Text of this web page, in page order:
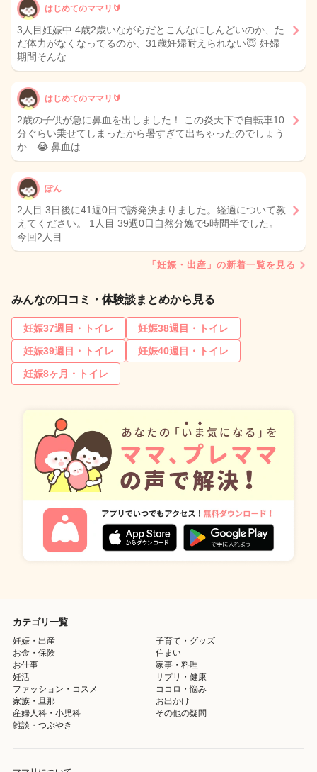
はじめてのママリ🔰
3人目妊娠中 4歳2歳いながらだとこんなにしんどいのか、た
だ体力がなくなってるのか、31歳妊婦耐えられない😇 妊婦
期間そんな…
はじめてのママリ🔰
2歳の子供が急に鼻血を出しました！ この炎天下で自転車10
分ぐらい乗せてしまったから暑すぎて出ちゃったのでしょう
か…😭 鼻血は…
ぽん
2人目 3日後に41週0日で誘発決まりました。経過について教
えてください。 1人目 39週0日自然分娩で5時間半でした。
今回2人目 …
「妊娠・出産」の新着一覧を見る
みんなの口コミ・体験談まとめから見る
妊娠37週目・トイレ
妊娠38週目・トイレ
妊娠39週目・トイレ
妊娠40週目・トイレ
妊娠8ヶ月・トイレ
カテゴリ一覧
妊娠・出産
子育て・グッズ
お金・保険
住まい
お仕事
家事・料理
妊活
サプリ・健康
ファッション・コスメ
ココロ・悩み
家族・旦那
お出かけ
産婦人科・小児科
その他の疑問
雑談・つぶやき